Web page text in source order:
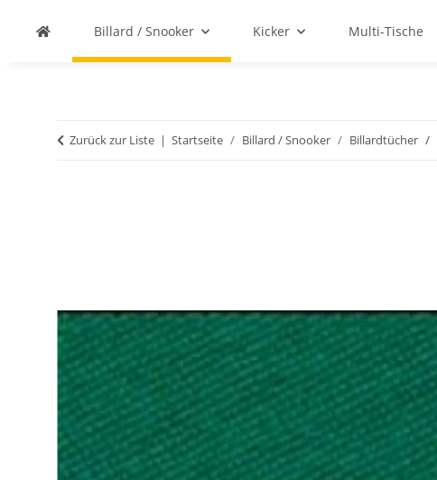
Billard / Snooker Kicker Multi-Tische
Zurück zur Liste Startseite Billard / Snooker Billardtücher